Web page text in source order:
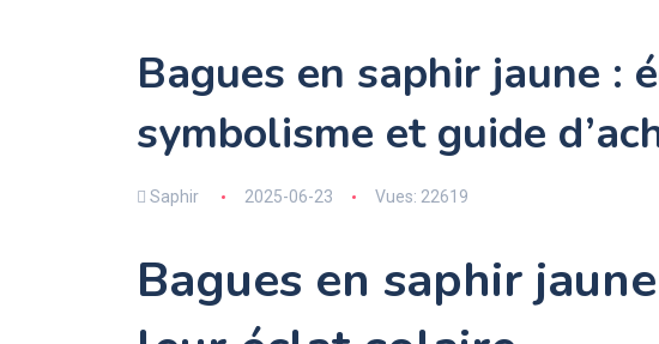
Bagues en saphir jaune :
symbolisme et guide
Saphir 2025-06-23 Vues: 22619
Bagues en saphir